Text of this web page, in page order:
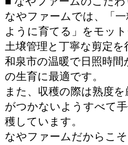
なやファームでは、「
ように育てる」をモッ
土壌管理と丁寧な剪定を
和泉市の温暖で日照時
の生育に最適です。
また、収穫の際は熟度
がつかないようすべて
穫しています。
なやファームだからこそ